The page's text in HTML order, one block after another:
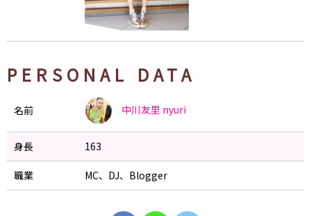
PERSONAL DATA
名前 中川友里 nyuri
身長 163
職業 MC、DJ、Blogger